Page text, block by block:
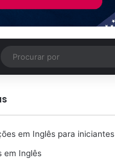
em Inglês para iniciantes
em Inglês